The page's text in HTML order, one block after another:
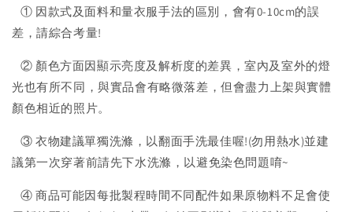
① 因款式及面料和量衣服手法的區別，會有0-10cm的誤
差，請綜合考量!
② 顏色方面因顯示亮度及解析度的差異，室內及室外的燈
光也有所不同，與實品會有略微落差，但會盡力上架與實體
顏色相近的照片。
③ 衣物建議單獨洗滌，以翻面手洗最佳喔!(勿用熱水)並建
議第一次穿著前請先下水洗滌，以避免染色問題唷~
④ 商品可能因每批製程時間不同配件如果原物料不足會使